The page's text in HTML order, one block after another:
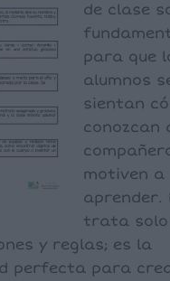
de clase
para que
alumnos
sientan
conozcan
motiven a
aprender.
trata solo
y reglas; es la
perfecta para